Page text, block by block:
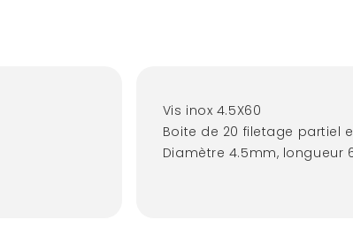
Vis inox 4.5X60
Boite de 20 filetage partiel
Diamètre 4.5mm, longueur